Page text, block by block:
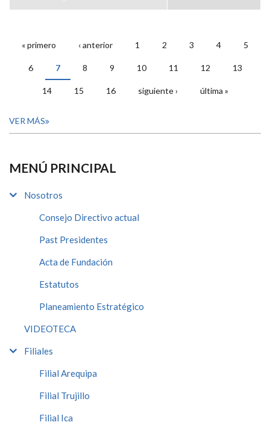
PÁGINAS
« primero ‹ anterior 1 2 3 4 5
6 7 8 9 10 11 12 13
14 15 16 siguiente › última »
VER MÁS
MENÚ PRINCIPAL
Nosotros
Consejo Directivo actual
Past Presidentes
Acta de Fundación
Estatutos
Planeamiento Estratégico
VIDEOTECA
Filiales
Filial Arequipa
Filial Trujillo
Filial Ica